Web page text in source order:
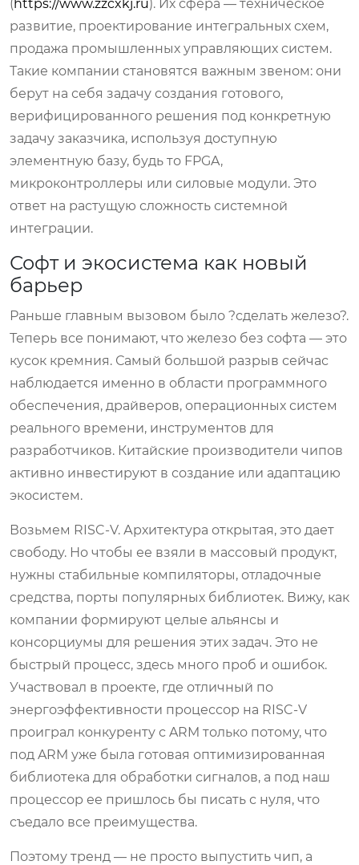
(https://www.zzcxkj.ru). Их сфера — техническое
развитие, проектирование интегральных схем,
продажа промышленных управляющих систем.
Такие компании становятся важным звеном: они
берут на себя задачу создания готового,
верифицированного решения под конкретную
задачу заказчика, используя доступную
элементную базу, будь то FPGA,
микроконтроллеры или силовые модули. Это
ответ на растущую сложность системной
интеграции.
Софт и экосистема как новый
барьер
Раньше главным вызовом было ?сделать железо?.
Теперь все понимают, что железо без софта — это
кусок кремния. Самый большой разрыв сейчас
наблюдается именно в области программного
обеспечения, драйверов, операционных систем
реального времени, инструментов для
разработчиков. Китайские производители чипов
активно инвестируют в создание или адаптацию
экосистем.
Возьмем RISC-V. Архитектура открытая, это дает
свободу. Но чтобы ее взяли в массовый продукт,
нужны стабильные компиляторы, отладочные
средства, порты популярных библиотек. Вижу, как
компании формируют целые альянсы и
консорциумы для решения этих задач. Это не
быстрый процесс, здесь много проб и ошибок.
Участвовал в проекте, где отличный по
энергоэффективности процессор на RISC-V
проиграл конкуренту с ARM только потому, что
под ARM уже была готовая оптимизированная
библиотека для обработки сигналов, а под наш
процессор ее пришлось бы писать с нуля, что
съедало все преимущества.
Поэтому тренд — не просто выпустить чип, а